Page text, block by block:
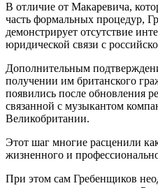
В отличие от Макаревича,
часть формальных процедур,
демонстрирует отсутствие
юридической связи с
Дополнительным
получении им британского
появились после обновления
связанной с музыкантом
Великобритании.
Этот шаг многие расценили
жизненного и
При этом сам Гребенщиков